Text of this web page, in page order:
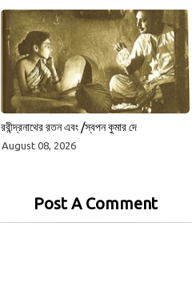
রবীন্দ্রনাথের রতন এবং /স্বপন কুমার দে
August 08, 2026
Post A Comment